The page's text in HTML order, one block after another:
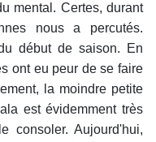
mental. Certes, durant
nous a percutés.
début de saison. En
ont eu peur de se faire
la moindre petite
est évidemment très
consoler. Aujourd'hui,